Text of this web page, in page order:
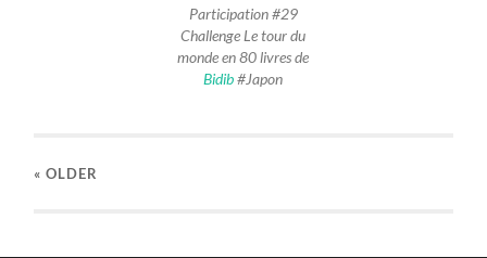
Participation #29
Challenge Le tour du
monde en 80 livres de
Bidib#Japon
« OLDER